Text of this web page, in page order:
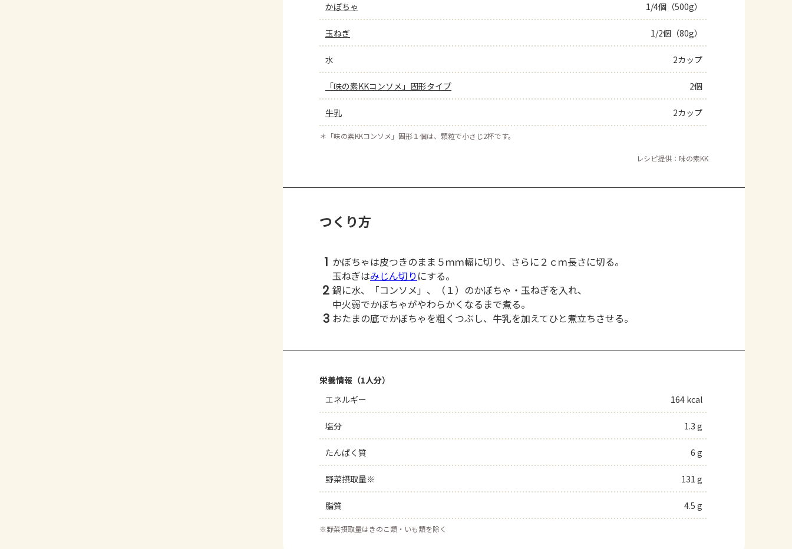
かぼちゃ 1/4個（500g）
玉ねぎ 1/2個（80g）
水 2カップ
「味の素KKコンソメ」固形タイプ 2個
牛乳 2カップ
＊ 「味の素KKコンソメ」固形１個は、顆粒で小さじ2杯です。
レシピ提供：味の素KK
つくり方
1 かぼちゃは皮つきのまま５ｍｍ幅に切り、さらに２ｃｍ長さに切る。
玉ねぎはみじん切り にする。
2 鍋に水、「コンソメ」、（１）のかぼちゃ・玉ねぎを入れ、
中火弱でかぼちゃがやわらかくなるまで煮る。
3 おたまの底でかぼちゃを粗くつぶし、牛乳を加えてひと煮立ちさせる。
栄養情報（1人分）
エネルギー
164 kcal
塩分 1.3 g
たんぱく質 6 g
野菜摂取量※ 131 g
脂質 4.5 g
※野菜摂取量はきのこ類・いも類を除く